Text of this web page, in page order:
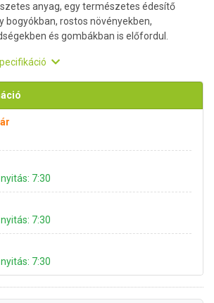
anyag, egy természetes édesítő
bogyókban, rostos növényekben,
és gombákban is előfordul.
7:30
7:30
7:30